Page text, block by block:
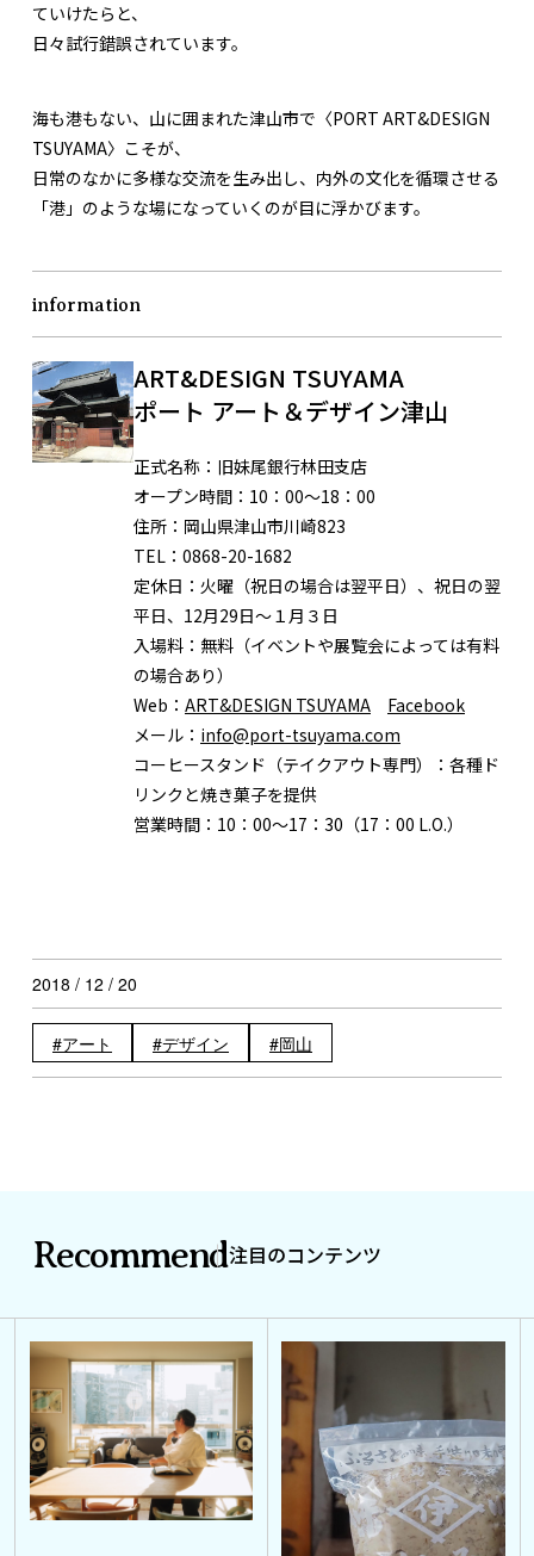
ていけたらと、
日々試行錯誤されています。
海も港もない、山に囲まれた津山市で〈PORT ART&DESIGN
TSUYAMA〉こそが、
日常のなかに多様な交流を生み出し、内外の文化を循環させる
「港」のような場になっていくのが目に浮かびます。
information
ART&DESIGN TSUYAMA
ポート アート＆デザイン津山
正式名称： 旧妹尾銀行林田支店
オープン時間： 10：00〜18：00
住所： 岡山県津山市川崎823
TEL： 0868-20-1682
定休日： 火曜（祝日の場合は翌平日）、祝日の翌
平日、12月29日〜１月３日
入場料： 無料（イベントや展覧会によっては有料
の場合あり）
Web： ART&DESIGN TSUYAMA
Facebook
メール： info@port-tsuyama.com
コーヒースタンド（テイクアウト専門）： 各種ド
リンクと焼き菓子を提供
営業時間： 10：00〜17：30（17：00 L.O.）
2018 / 12 / 20
アート デザイン 岡山
Recommend注目のコンテンツ